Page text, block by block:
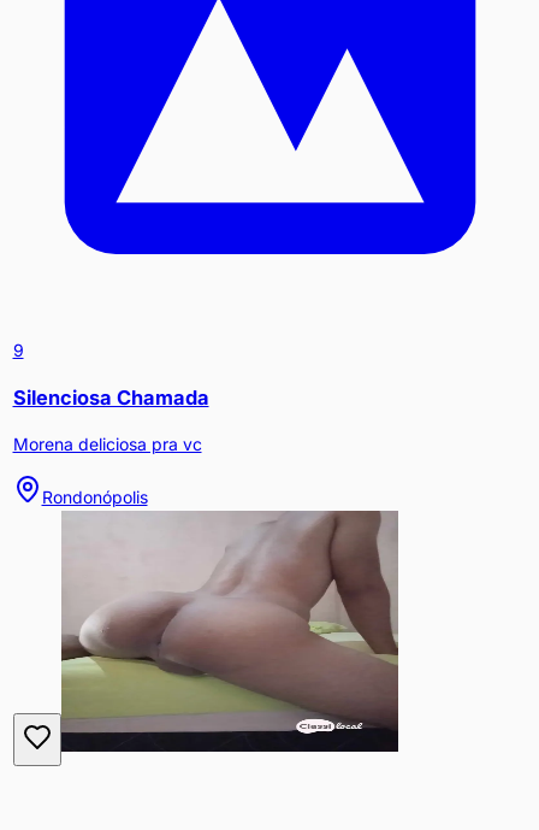
9
Silenciosa Chamada
Morena deliciosa pra vc
Rondonópolis